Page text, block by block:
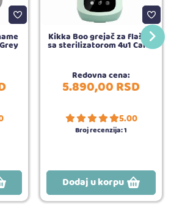
Kikka Boo grejač za flašice
sa sterilizatorom 4u1 Caldo
Redovna cena:
5.890,00RSD
5.00
Broj recenzija:1
Dodaj u korpu